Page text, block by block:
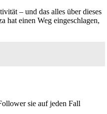
– und das alles über dieses
hat einen Weg eingeschlagen,
sie auf jeden Fall